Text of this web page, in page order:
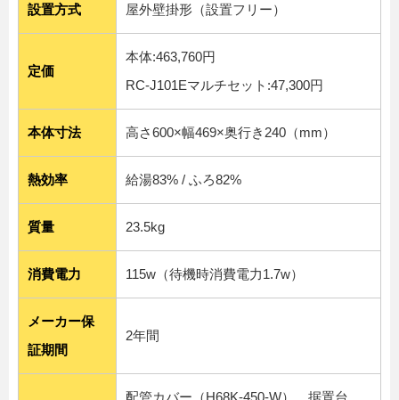
設置方式 屋外壁掛形（設置フリー）
定価
本体:463,760円
RC-J101Eマルチセット:47,300円
本体寸法 高さ600×幅469×奥行き240（mm）
熱効率 給湯83% / ふろ82%
質量 23.5kg
消費電力 115w（待機時消費電力1.7w）
メーカー保
証期間
2年間
配管カバー（H68K-450-W）、据置台